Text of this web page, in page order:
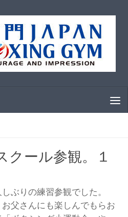
クール参観。１
ぶりの練習参観でした。
父さんにも楽しんでもらお